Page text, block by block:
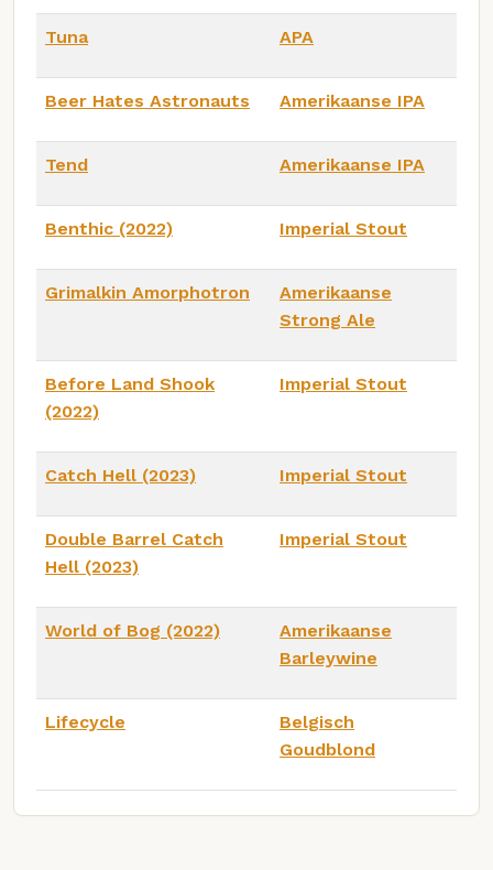
Tuna APA
Beer Hates Astronauts Amerikaanse IPA
Tend Amerikaanse IPA
Benthic (2022) Imperial Stout
Grimalkin Amorphotron
Amerikaanse
Strong Ale
Before Land Shook
(2022)
Imperial Stout
Catch Hell (2023) Imperial Stout
Double Barrel Catch
Hell (2023)
Imperial Stout
World of Bog (2022)
Amerikaanse
Barleywine
Lifecycle
Belgisch
Goudblond